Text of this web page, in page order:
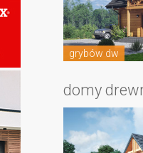
grybów dw
domy